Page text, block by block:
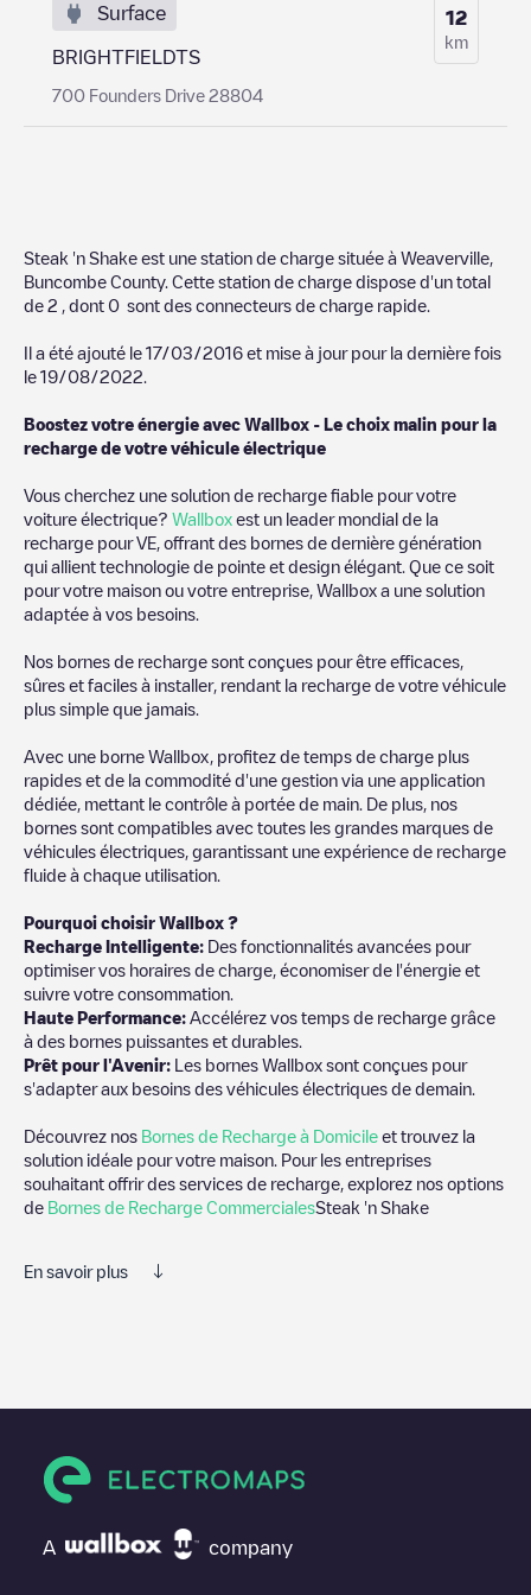
Surface
BRIGHTFIELDTS
700 Founders Drive 28804
12
km
Steak 'n Shake est une station de charge située à Weaverville
Buncombe County. Cette station de charge dispose d'un total
de 2 , dont 0 sont des connecteurs de charge rapide.
Il a été ajouté le 17/03/2016 et mise à jour pour la dernière fois
le 19/08/2022
Boostez votre énergie avec Wallbox - Le choix malin pour la
recharge de votre véhicule électrique
Vous cherchez une solution de recharge fiable pour votre
voiture électrique? Wallbox est un leader mondial de la
recharge pour VE, offrant des bornes de dernière génération
qui allient technologie de pointe et design élégant. Que ce soit
pour votre maison ou votre entreprise, Wallbox a une solution
adaptée à vos besoins.
Nos bornes de recharge sont conçues pour être efficaces,
sûres et faciles à installer, rendant la recharge de votre véhicule
plus simple que jamais.
Avec une borne Wallbox, profitez de temps de charge plus
rapides et de la commodité d'une gestion via une application
dédiée, mettant le contrôle à portée de main. De plus, nos
bornes sont compatibles avec toutes les grandes marques de
véhicules électriques, garantissant une expérience de recharge
fluide à chaque utilisation.
Pourquoi choisir Wallbox ?
Recharge Intelligente: Des fonctionnalités avancées pour
optimiser vos horaires de charge, économiser de l'énergie et
suivre votre consommation.
Haute Performance: Accélérez vos temps de recharge grâce
à des bornes puissantes et durables.
Prêt pour l'Avenir: Les bornes Wallbox sont conçues pour
s'adapter aux besoins des véhicules électriques de demain.
Découvrez nos Bornes de Recharge à Domicile et trouvez la
solution idéale pour votre maison. Pour les entreprises
souhaitant offrir des services de recharge, explorez nos options
de Bornes de Recharge CommercialesSteak 'n Shake
En savoir plus
électrique la prochaine fois.
besoin, vérifiez en bas de la page le point de charge le plus
proche de chez vous sous "points de charge les plus proches"
A company